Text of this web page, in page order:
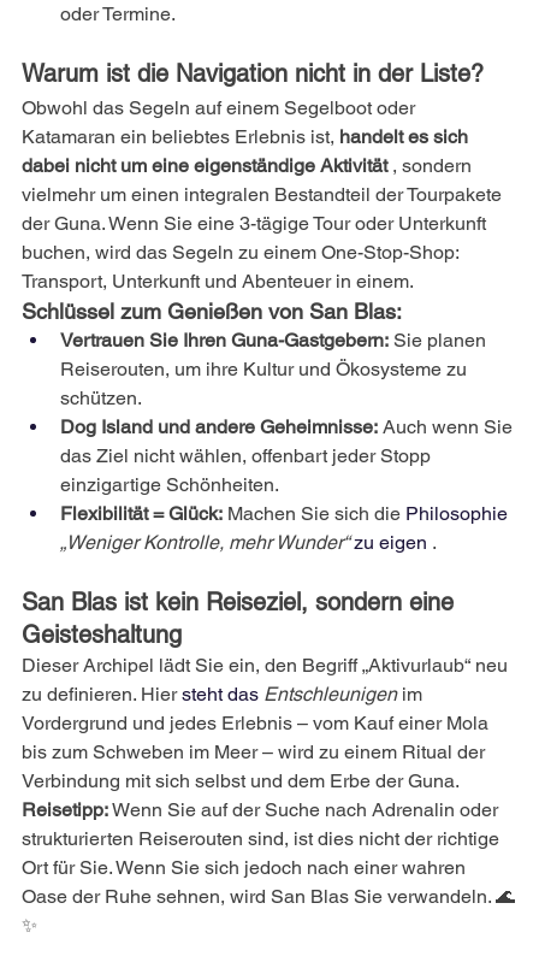
oder Termine.
Warum ist die Navigation nicht in der Liste?
Obwohl das Segeln auf einem Segelboot oder
Katamaran ein beliebtes Erlebnis ist, handelt es sich
dabei nicht um eine eigenständige Aktivität , sondern
vielmehr um einen integralen Bestandteil der Tourpakete
der Guna. Wenn Sie eine 3-tägige Tour oder Unterkunft
buchen, wird das Segeln zu einem One-Stop-Shop:
Transport, Unterkunft und Abenteuer in einem.
Schlüssel zum Genießen von San Blas:
Vertrauen Sie Ihren Guna-Gastgebern: Sie planen
Reiserouten, um ihre Kultur und Ökosysteme zu
schützen.
Dog Island und andere Geheimnisse: Auch wenn Sie
das Ziel nicht wählen, offenbart jeder Stopp
einzigartige Schönheiten.
Flexibilität = Glück: Machen Sie sich die Philosophie
„Weniger Kontrolle, mehr Wunder“ zu eigen .
San Blas ist kein Reiseziel, sondern eine
Geisteshaltung
Dieser Archipel lädt Sie ein, den Begriff „Aktivurlaub“ neu
zu definieren. Hier steht das Entschleunigen im
Vordergrund und jedes Erlebnis – vom Kauf einer Mola
bis zum Schweben im Meer – wird zu einem Ritual der
Verbindung mit sich selbst und dem Erbe der Guna.
Reisetipp:Wenn Sie auf der Suche nach Adrenalin oder
strukturierten Reiserouten sind, ist dies nicht der richtige
Ort für Sie. Wenn Sie sich jedoch nach einer wahren
Oase der Ruhe sehnen, wird San Blas Sie verwandeln. 🌊
✨